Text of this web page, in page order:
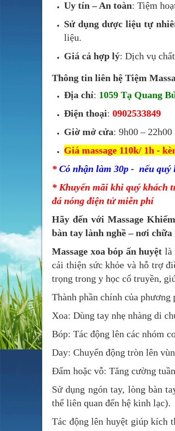
Uy tín – An toàn: Tiệm
Sử dụng dược liệu tự
liệu.
Giá cả hợp lý: Dịch vụ
Thông tin liên hệ Tiệm
Địa chỉ: 1059 Tạ Quang
Điện thoại: 0902533849
Giờ mở cửa: 9h00 –
Giá massage 110k/ 1h -
* Có nhận làm 30p - nếu quý
* Khuyến mãi khi quý khách
đá nóng điện tử miễn phí
Hãy đến với Massage
bàn tay lành nghề – nơi
Massage xoa bóp ấn huyệt là
cải thiện sức khỏe và hỗ trợ
trọng trong y học cổ truyền,
Thành phần chính của phương
Xoa: Dùng tay nhẹ nhàng di
Bóp: Tác động lên các nhóm
Day: Chuyển động tròn lên
Đấm hoặc vỗ: Tăng cường
Sử dụng ngón tay, lòng bàn
thể liên quan đến hệ kinh lạc).
Tác động lên huyệt giúp kích